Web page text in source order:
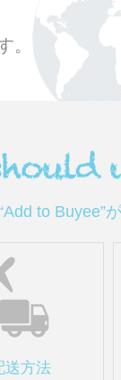
。
to Buyee”
送方法